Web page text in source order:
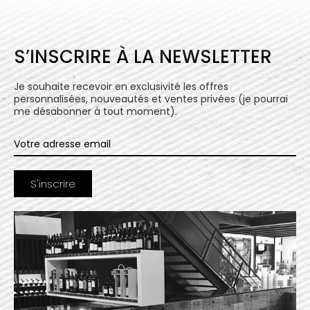
S’INSCRIRE À LA NEWSLETTER
Je souhaite recevoir en exclusivité les offres
personnalisées, nouveautés et ventes privées (je pourrai
me désabonner à tout moment).